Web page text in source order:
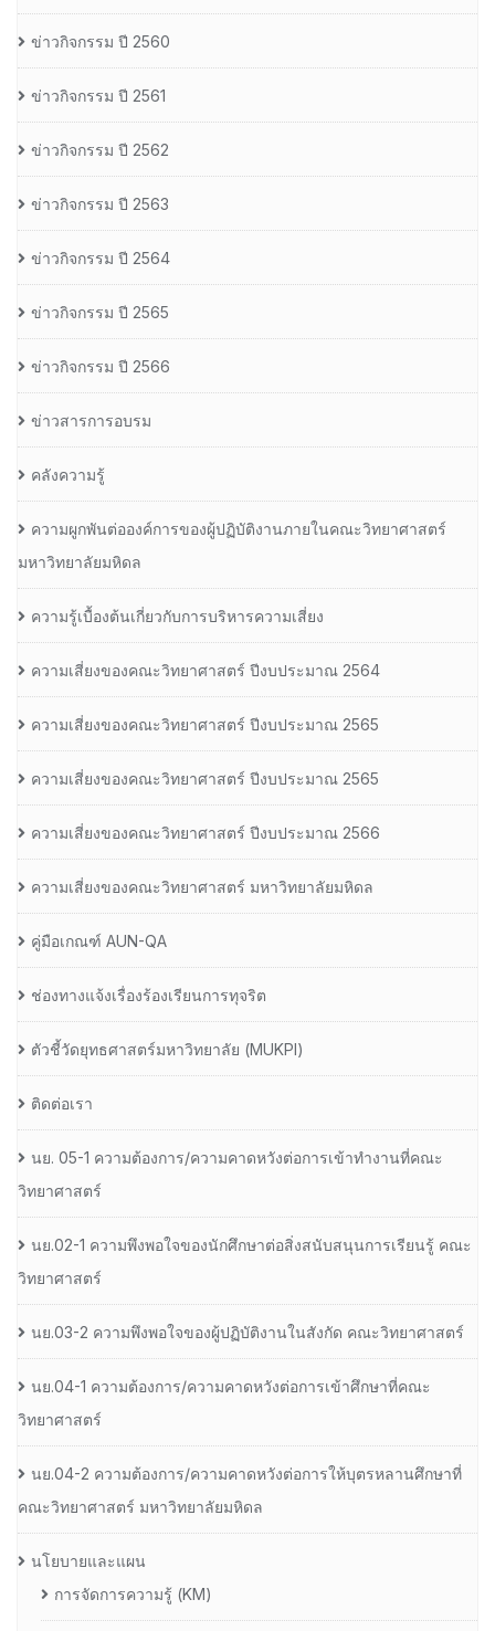
ข่าวกิจกรรม ปี 2560
ข่าวกิจกรรม ปี 2561
ข่าวกิจกรรม ปี 2562
ข่าวกิจกรรม ปี 2563
ข่าวกิจกรรม ปี 2564
ข่าวกิจกรรม ปี 2565
ข่าวกิจกรรม ปี 2566
ข่าวสารการอบรม
คลังความรู้
ความผูกพันต่อองค์การของผู้ปฏิบัติงานภายในคณะวิทยาศาสตร์
มหาวิทยาลัยมหิดล
ความรู้เบื้องต้นเกี่ยวกับการบริหารความเสี่ยง
ความเสี่ยงของคณะวิทยาศาสตร์ ปีงบประมาณ 2564
ความเสี่ยงของคณะวิทยาศาสตร์ ปีงบประมาณ 2565
ความเสี่ยงของคณะวิทยาศาสตร์ ปีงบประมาณ 2565
ความเสี่ยงของคณะวิทยาศาสตร์ ปีงบประมาณ 2566
ความเสี่ยงของคณะวิทยาศาสตร์ มหาวิทยาลัยมหิดล
คู่มือเกณฑ์ AUN-QA
ช่องทางแจ้งเรื่องร้องเรียนการทุจริต
ตัวชี้วัดยุทธศาสตร์มหาวิทยาลัย (MUKPI)
ติดต่อเรา
นย. 05-1 ความต้องการ/ความคาดหวังต่อการเข้าทำงานที่คณะ
วิทยาศาสตร์
นย.02-1 ความพึงพอใจของนักศึกษาต่อสิ่งสนับสนุนการเรียนรู้ คณะ
วิทยาศาสตร์
นย.03-2 ความพึงพอใจของผู้ปฏิบัติงานในสังกัด คณะวิทยาศาสตร์
นย.04-1 ความต้องการ/ความคาดหวังต่อการเข้าศึกษาที่คณะ
วิทยาศาสตร์
นย.04-2 ความต้องการ/ความคาดหวังต่อการให้บุตรหลานศึกษาที่
คณะวิทยาศาสตร์ มหาวิทยาลัยมหิดล
นโยบายและแผน
การจัดการความรู้ (KM)